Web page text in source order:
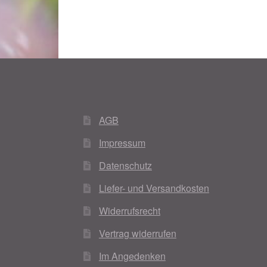
AGB
Impressum
Datenschutz
Liefer- und Versandkosten
Widerrufsrecht
Vertrag widerrufen
Im Angedenken